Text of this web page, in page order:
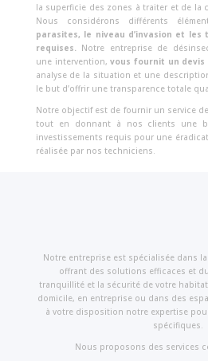
la superficie des zones à traiter et de la
Nous considérons différents
parasites, le niveau d’invasion et
requises.
Notre entreprise de
une intervention,vous fournit un devis
analyse de la situation et une
le but d’offrir une transparence totale
Notre objectif est de fournir un service
tout en donnant à nos clients une
investissements requis pour une
réalisée par nos techniciens.
Notre entreprise est spécialisée dans
offrant des solutions efficaces et
tranquillité et la sécurité de votre
domicile, en entreprise ou dans des
à votre disposition notre expertise
spécifiques.
Nous proposons des services